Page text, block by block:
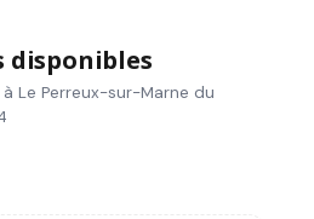
disponibles
Le Perreux-sur-Marne du